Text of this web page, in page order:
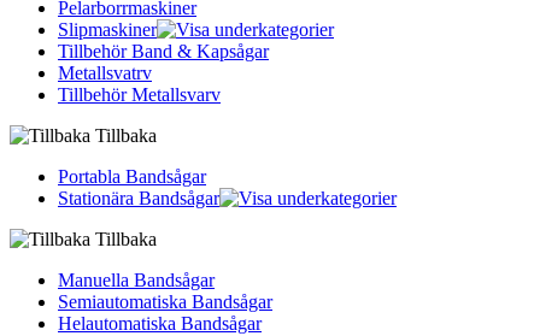
Pelarborrmaskiner
Slipmaskiner
Tillbehör Band & Kapsågar
Metallsvatrv
Tillbehör Metallsvarv
Tillbaka
Portabla Bandsågar
Stationära Bandsågar
Tillbaka
Manuella Bandsågar
Semiautomatiska Bandsågar
Helautomatiska Bandsågar